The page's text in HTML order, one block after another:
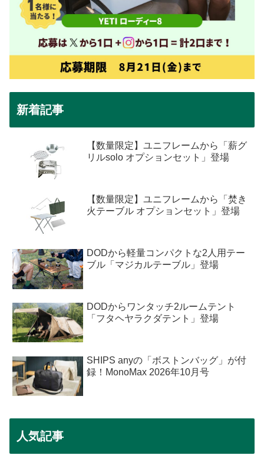
新着記事
【数量限定】ユニフレームから「薪グ
リルsolo オプションセット」登場
【数量限定】ユニフレームから「焚き
火テーブル オプションセット」登場
DODから軽量コンパクトな2人用テー
ブル「マジカルテーブル」登場
DODからワンタッチ2ルームテント
「フタヘヤラクダテント」登場
SHIPS anyの「ボストンバッグ」が付
録！MonoMax 2026年10月号
人気記事